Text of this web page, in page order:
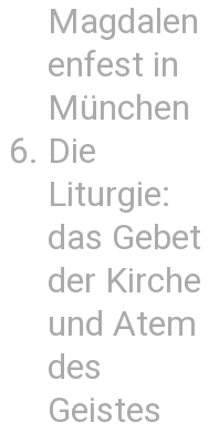
Magdalen
enfest in
München
Die
Liturgie:
das Gebet
der Kirche
und Atem
des
Geistes